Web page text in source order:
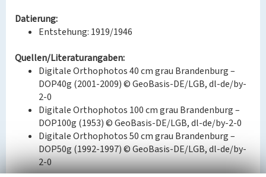
Datierung:
Entstehung: 1919/1946
Quellen/Literaturangaben:
Digitale Orthophotos 40 cm grau Brandenburg –
DOP40g (2001-2009) © GeoBasis-DE/LGB, dl-de/by-
2-0
Digitale Orthophotos 100 cm grau Brandenburg –
DOP100g (1953) © GeoBasis-DE/LGB, dl-de/by-2-0
Digitale Orthophotos 50 cm grau Brandenburg –
DOP50g (1992-1997) © GeoBasis-DE/LGB, dl-de/by-
2-0